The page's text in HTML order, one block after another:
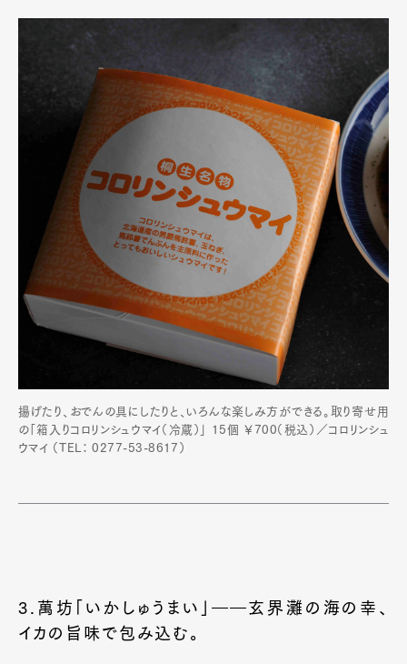
揚げたり、おでんの具にしたりと、いろんな楽しみ方ができる。取り寄せ用
の「箱入りコロリンシュウマイ（冷蔵）」 15個 ￥700（税込）／コロリンシュ
ウマイ （TEL： 0277-53-8617）
3.萬坊「いかしゅうまい」――玄界灘の海の幸、
イカの旨味で包み込む。